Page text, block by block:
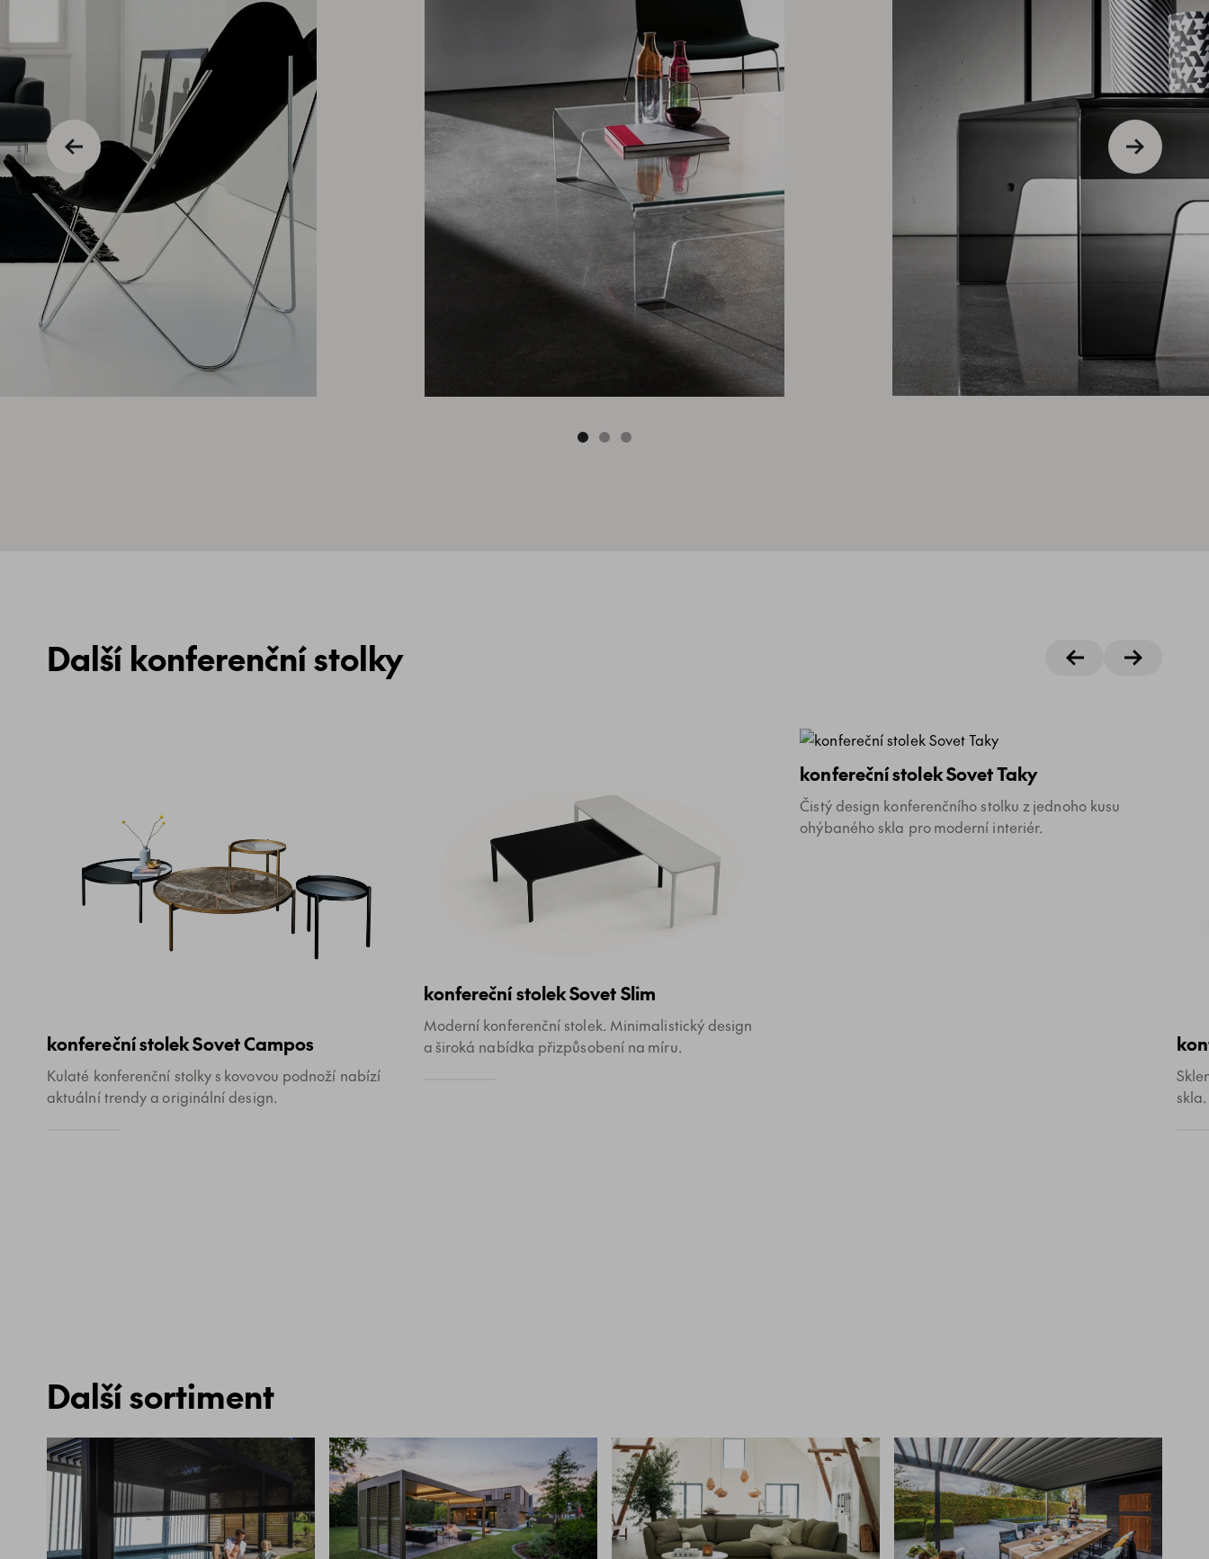
Další konferenční stolky
konfereční stolek Sovet Campos
Kulaté konferenční stolky s kovovou podnoží nabízí
aktuální trendy a originální design.
konfereční stolek Sovet Slim
Moderní konferenční stolek. Minimalistický design
a široká nabídka přizpůsobení na míru.
konfereční stolek Sovet Taky
Čistý design konferenčního stolku z jednoho kusu
ohýbaného skla pro moderní interiér.
skla.
Další sortiment